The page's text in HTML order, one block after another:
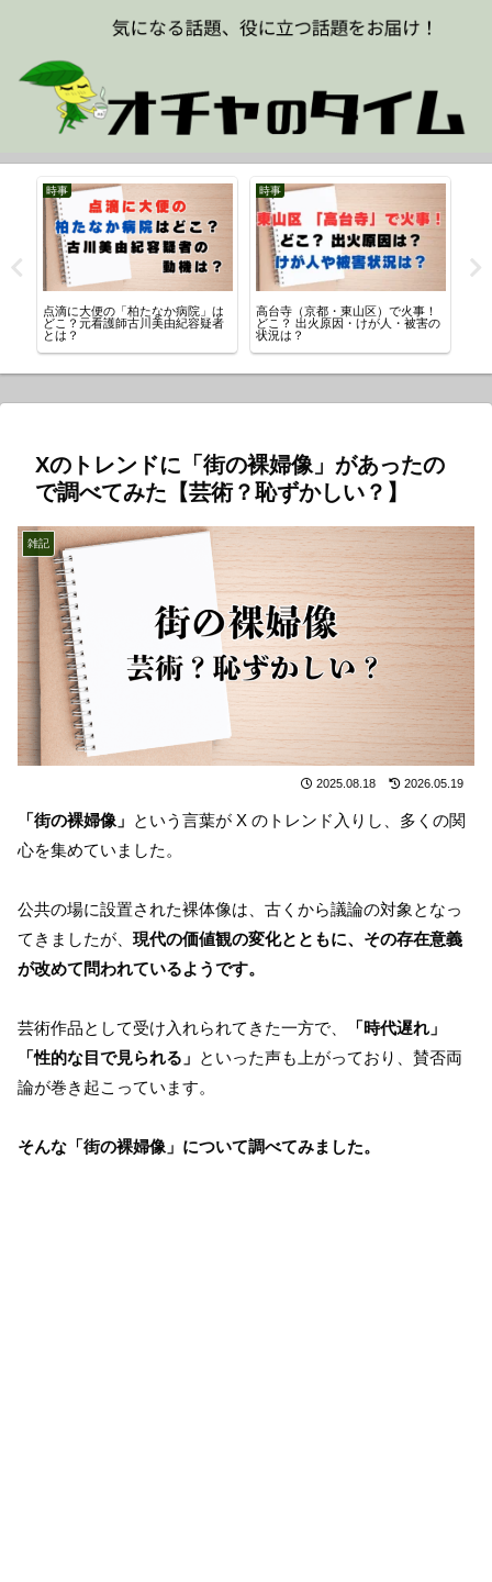
時事
点滴に大便の「柏たなか病院」は
どこ？元看護師古川美由紀容疑者
とは？
時事
高台寺（京都・東山区）で火事！
どこ？ 出火原因・けが人・被害の
状況は？
Xのトレンドに「街の裸婦像」があったの
で調べてみた【芸術？恥ずかしい？】
雑記
2025.08.18 2026.05.19
「街の裸婦像」 という言葉が X のトレンド入りし、多くの関
心を集めていました。
公共の場に設置された裸体像は、古くから議論の対象となっ
てきましたが、 現代の価値観の変化とともに、その存在意義
が改めて問われているようです。
芸術作品として受け入れられてきた一方で、
「時代遅れ」
「性的な目で見られる」 といった声も上がっており、賛否両
論が巻き起こっています。
そんな「街の裸婦像」について調べてみました。